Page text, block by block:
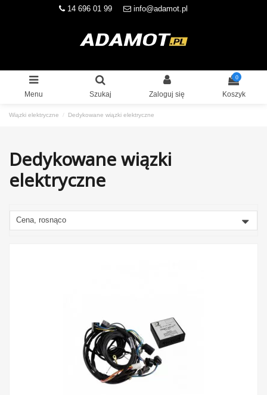
14 696 01 99 info@adamot.pl
Menu Szukaj Zaloguj się
0
Koszyk
Wiązki elektryczne Dedykowane wiązki elektryczne
Dedykowane wiązki
elektryczne
Cena, rosnąco